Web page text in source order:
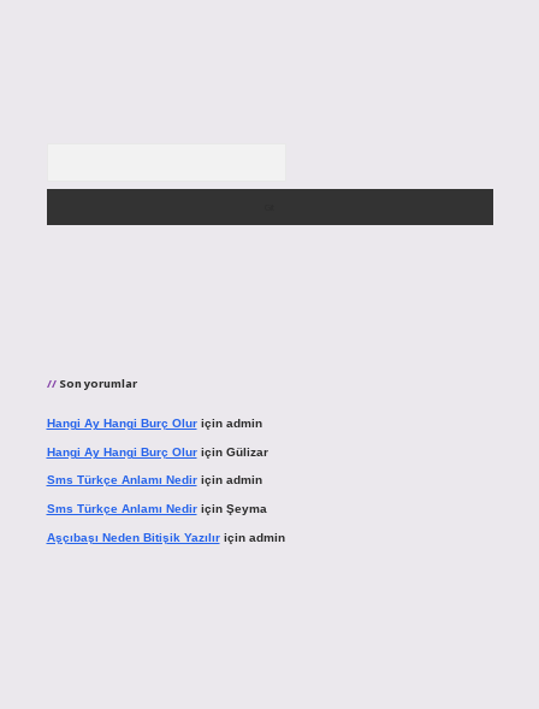
Son yorumlar
Hangi Ay Hangi Burç Oluriçin admin
Hangi Ay Hangi Burç Oluriçin Gülizar
Sms Türkçe Anlamı Nediriçin admin
Sms Türkçe Anlamı Nediriçin Şeyma
Aşçıbaşı Neden Bitişik Yazılıriçin admin